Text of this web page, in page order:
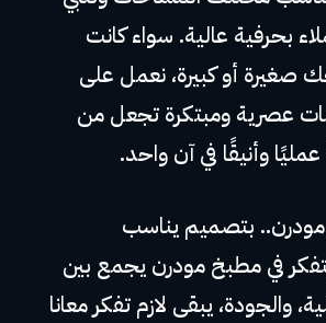
بحرفية عالية. سواء كانت
أو كبيرة، نعمل على
عصرية ومبتكرة تجعل من
وأنيقًا في آن واحد.
بتصميم يناسب
في مطبخ مودرن يجمع بين
والجودة، يبقى لازم تفكر معانا